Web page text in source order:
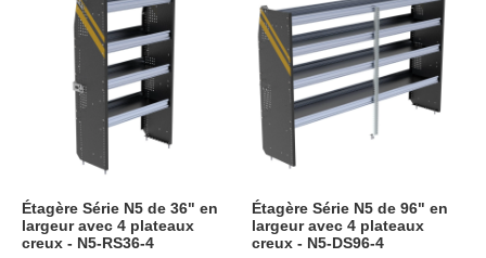
Étagère Série N5 de 36" en
largeur avec 4 plateaux
creux - N5-RS36-4
Étagère Série N5 de 96" en
largeur avec 4 plateaux
creux - N5-DS96-4